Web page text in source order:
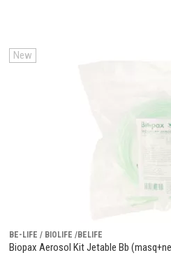
New
BE-LIFE / BIOLIFE /BELIFE
Biopax Aerosol Kit Jetable Bb